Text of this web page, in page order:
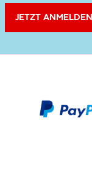
JETZT ANMELDEN